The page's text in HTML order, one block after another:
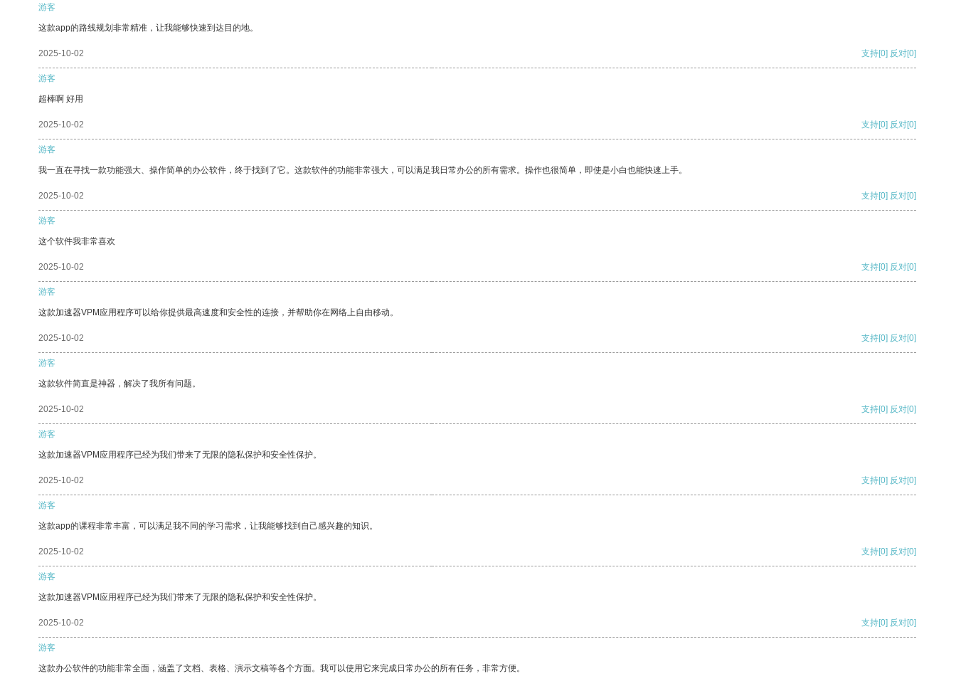
游客
这款app的路线规划非常精准，让我能够快速到达目的地。
2025-10-02 支持[0] 反对[0]
游客
超棒啊 好用
2025-10-02 支持[0] 反对[0]
游客
我一直在寻找一款功能强大、操作简单的办公软件，终于找到了它。这款软件的功能非常强大，可以满足我日常办公的所有需求。操作也很简单，即使是小白也能快速上手。
2025-10-02 支持[0] 反对[0]
游客
这个软件我非常喜欢
2025-10-02 支持[0] 反对[0]
游客
这款加速器VPM应用程序可以给你提供最高速度和安全性的连接，并帮助你在网络上自由移动。
2025-10-02 支持[0] 反对[0]
游客
这款软件简直是神器，解决了我所有问题。
2025-10-02 支持[0] 反对[0]
游客
这款加速器VPM应用程序已经为我们带来了无限的隐私保护和安全性保护。
2025-10-02 支持[0] 反对[0]
游客
这款app的课程非常丰富，可以满足我不同的学习需求，让我能够找到自己感兴趣的知识。
2025-10-02 支持[0] 反对[0]
游客
这款加速器VPM应用程序已经为我们带来了无限的隐私保护和安全性保护。
2025-10-02 支持[0] 反对[0]
游客
这款办公软件的功能非常全面，涵盖了文档、表格、演示文稿等各个方面。我可以使用它来完成日常办公的所有任务，非常方便。